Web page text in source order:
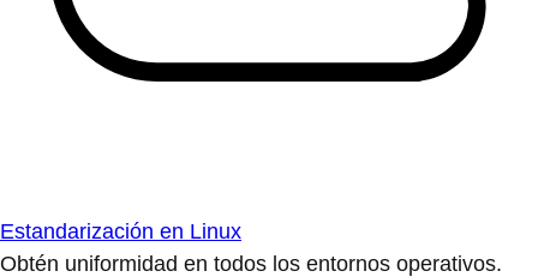
Estandarización en Linux
Obtén uniformidad en todos los entornos operativos.